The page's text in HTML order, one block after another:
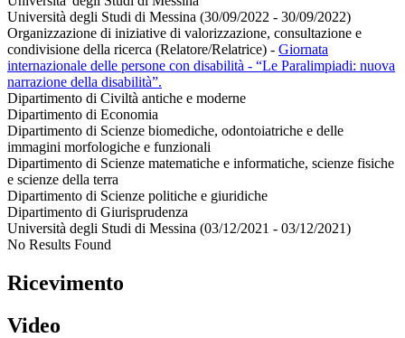
Università degli Studi di Messina (30/09/2022 - 30/09/2022)
Organizzazione di iniziative di valorizzazione, consultazione e
condivisione della ricerca (Relatore/Relatrice) - Giornata
internazionale delle persone con disabilità - “Le Paralimpiadi: nuova
narrazione della disabilità”.
Dipartimento di Civiltà antiche e moderne
Dipartimento di Economia
Dipartimento di Scienze biomediche, odontoiatriche e delle
immagini morfologiche e funzionali
Dipartimento di Scienze matematiche e informatiche, scienze fisiche
e scienze della terra
Dipartimento di Scienze politiche e giuridiche
Dipartimento di Giurisprudenza
Università degli Studi di Messina (03/12/2021 - 03/12/2021)
No Results Found
Ricevimento
Video